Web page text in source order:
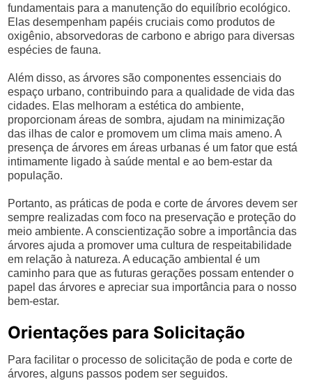
fundamentais para a manutenção do equilíbrio ecológico.
Elas desempenham papéis cruciais como produtos de
oxigênio, absorvedoras de carbono e abrigo para diversas
espécies de fauna.
Além disso, as árvores são componentes essenciais do
espaço urbano, contribuindo para a qualidade de vida das
cidades. Elas melhoram a estética do ambiente,
proporcionam áreas de sombra, ajudam na minimização
das ilhas de calor e promovem um clima mais ameno. A
presença de árvores em áreas urbanas é um fator que está
intimamente ligado à saúde mental e ao bem-estar da
população.
Portanto, as práticas de poda e corte de árvores devem ser
sempre realizadas com foco na preservação e proteção do
meio ambiente. A conscientização sobre a importância das
árvores ajuda a promover uma cultura de respeitabilidade
em relação à natureza. A educação ambiental é um
caminho para que as futuras gerações possam entender o
papel das árvores e apreciar sua importância para o nosso
bem-estar.
Orientações para Solicitação
Para facilitar o processo de solicitação de poda e corte de
árvores, alguns passos podem ser seguidos.